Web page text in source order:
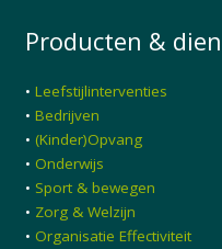
Producten &
• Leefstijlinterventies
• Bedrijven
• (Kinder)Opvang
• Onderwijs
• Sport & bewegen
• Zorg & Welzijn
• Organisatie Effectiviteit